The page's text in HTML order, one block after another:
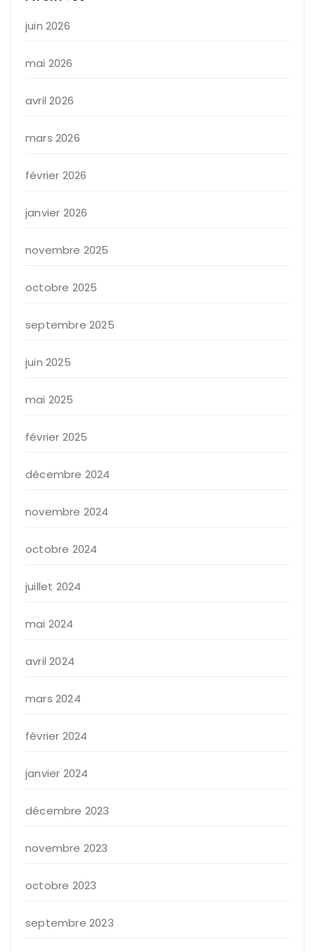
juin 2026
mai 2026
avril 2026
mars 2026
février 2026
janvier 2026
novembre 2025
octobre 2025
septembre 2025
juin 2025
mai 2025
février 2025
décembre 2024
novembre 2024
octobre 2024
juillet 2024
mai 2024
avril 2024
mars 2024
février 2024
janvier 2024
décembre 2023
novembre 2023
octobre 2023
septembre 2023